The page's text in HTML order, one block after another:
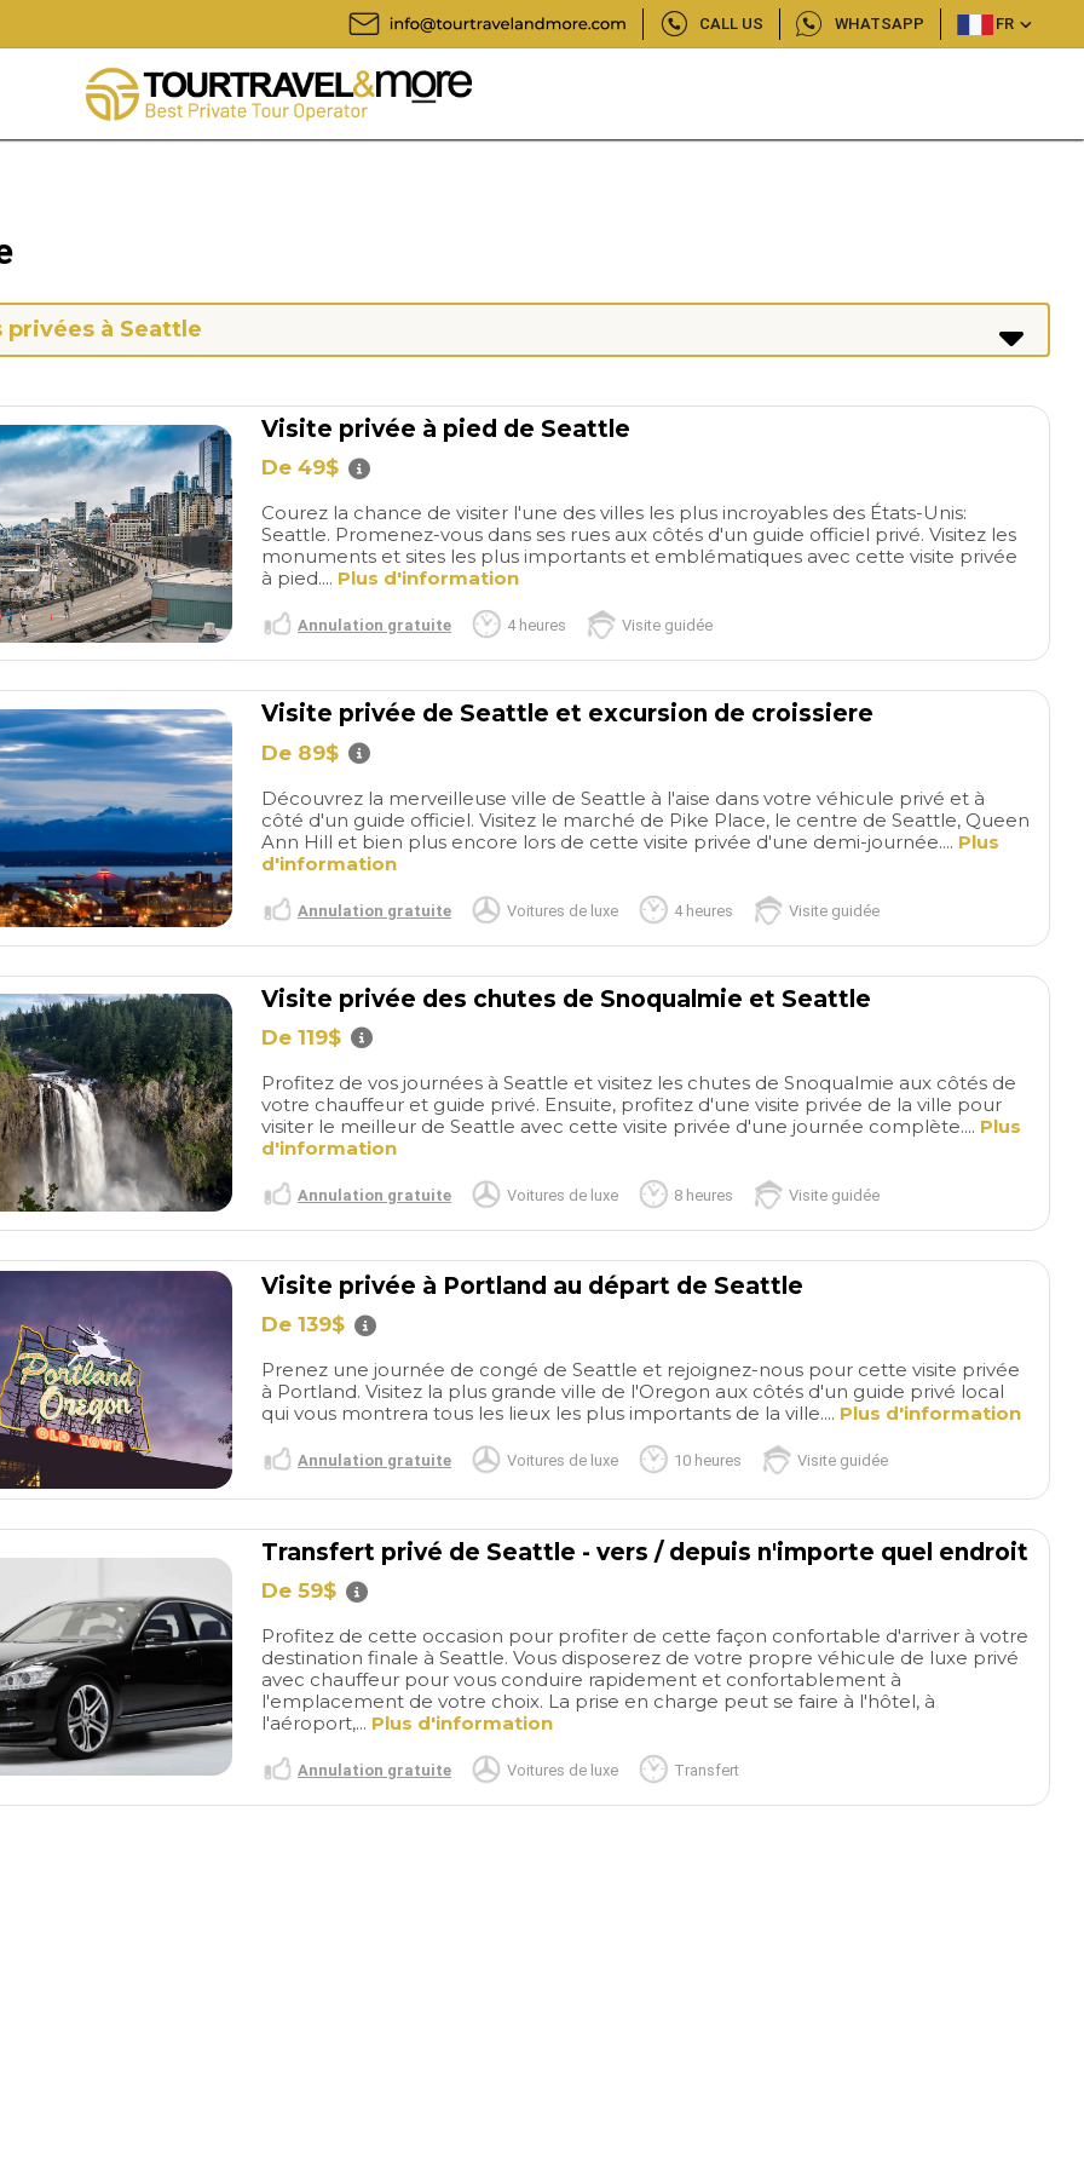
CALL US WHATSAPP FR
Amazing
enough
Sylvie!!!
and so
the city.
offered
the way
She made
what we
Perfection
Perfect. Everything was
perfectly orchestrated and
executed. Our guide was
amazing. Highly recommend
read more
MARK A
08/01/2026
servicios en
Paris
Servicio de primera,
disposicion para cambios y
complicada ya que era para
navidad...GRACIAS
ANDREA S
tour of Paris
everything we
Dame,
day private tour .
but well worth it.
MARTIN H
privées à Seattle
Visite privée à pied de Seattle
De 49$
Courez la chance de visiter l'une des villes les plus incroyables des États-Unis:
Seattle. Promenez-vous dans ses rues aux côtés d'un guide officiel privé. Visitez les
monuments et sites les plus importants et emblématiques avec cette visite privée
à pied.... Plus d'information
Annulation gratuite 4 heures Visite guidée
Visite privée de Seattle et excursion de croissiere
De 89$
Découvrez la merveilleuse ville de Seattle à l'aise dans votre véhicule privé et à
côté d'un guide officiel. Visitez le marché de Pike Place, le centre de Seattle, Queen
Ann Hill et bien plus encore lors de cette visite privée d'une demi-journée.... Plus
d'information
Annulation gratuite Voitures de luxe 4 heures Visite guidée
Visite privée des chutes de Snoqualmie et Seattle
De 119$
Profitez de vos journées à Seattle et visitez les chutes de Snoqualmie aux côtés de
votre chauffeur et guide privé. Ensuite, profitez d'une visite privée de la ville pour
visiter le meilleur de Seattle avec cette visite privée d'une journée complète.... Plus
d'information
Annulation gratuite Voitures de luxe 8 heures Visite guidée
Visite privée à Portland au départ de Seattle
De 139$
Prenez une journée de congé de Seattle et rejoignez-nous pour cette visite privée
à Portland. Visitez la plus grande ville de l'Oregon aux côtés d'un guide privé local
qui vous montrera tous les lieux les plus importants de la ville.... Plus d'information
Annulation gratuite Voitures de luxe 10 heures Visite guidée
Transfert privé de Seattle - vers / depuis n'importe quel endroit
De 59$
Profitez de cette occasion pour profiter de cette façon confortable d'arriver à votre
destination finale à Seattle. Vous disposerez de votre propre véhicule de luxe privé
avec chauffeur pour vous conduire rapidement et confortablement à
l'emplacement de votre choix. La prise en charge peut se faire à l'hôtel, à
l'aéroport,... Plus d'information
Annulation gratuite Voitures de luxe Transfert